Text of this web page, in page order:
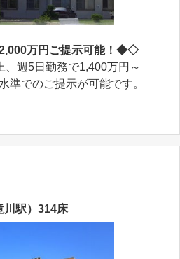
万円ご提示可能！◆◇
、週5日勤務で1,400万円～
準でのご提示が可能です。
川駅）314床